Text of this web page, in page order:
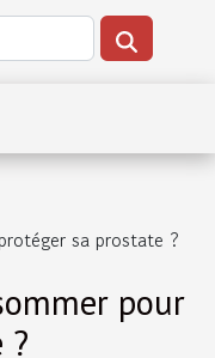
sa prostate ?
pour
?